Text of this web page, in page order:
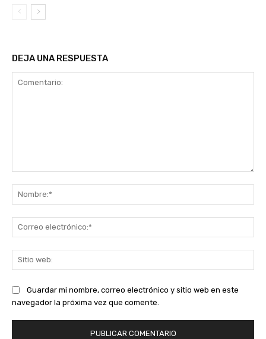
DEJA UNA RESPUESTA
Guardar mi nombre, correo electrónico y sitio web en este
navegador la próxima vez que comente.